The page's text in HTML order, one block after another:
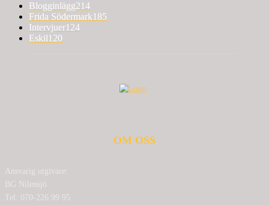
Blogginlägg214
Frida Södermark185
Intervjuer124
Eskil120
OM OSS
Ansvarig utgivare:
BG Nilensjö
Tel: 070-226 99 95